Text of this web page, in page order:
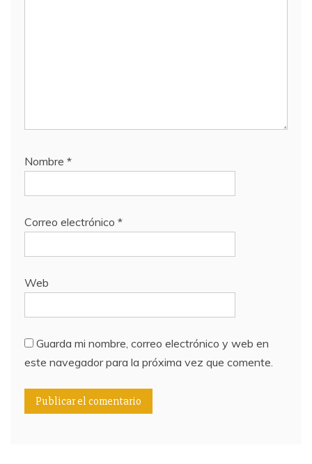
Nombre *
Correo electrónico *
Web
Guarda mi nombre, correo electrónico y web en
este navegador para la próxima vez que comente.